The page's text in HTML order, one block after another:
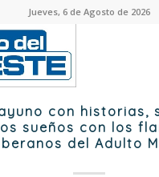
Jueves, 6 de Agosto de 2026
con historias,
sueños con los
del Adulto